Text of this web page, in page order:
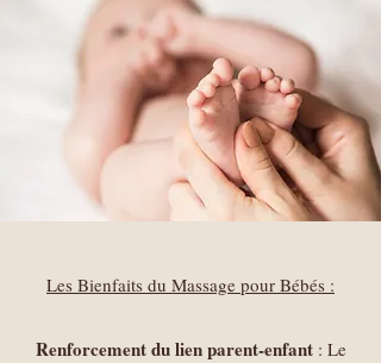
Les Bienfaits du Massage pour Bébés :
Renforcement du lien parent-enfant : Le